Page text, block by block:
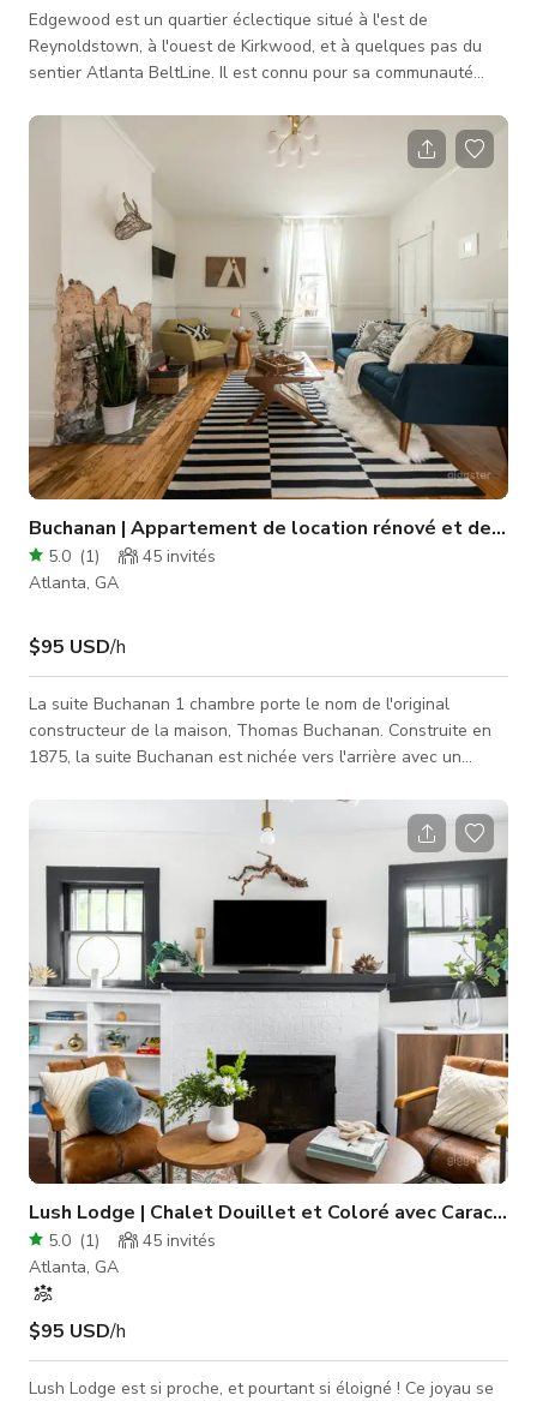
Edgewood est un quartier éclectique situé à l'est de
Reynoldstown, à l'ouest de Kirkwood, et à quelques pas du
sentier Atlanta BeltLine. Il est connu pour sa communauté
restaurants aux parcs pour chiens. Edgewood est un quartier
où l'on peut se déplacer à pied, rempli d'entreprises
indépendantes et établies.
Buchanan | Appartement de location rénové et design
5.0 (1) 45 invités
Atlanta, GA
$95 USD/h
La suite Buchanan 1 chambre porte le nom de l'original
constructeur de la maison, Thomas Buchanan. Construite en
1875, la suite Buchanan est nichée vers l'arrière avec un
principale. Ne vous inquiétez pas, les deux côtés du passage
sont verrouillés :) Profitez de la baignoire à pattes d'époque et
du carrelage sur la cheminée ainsi que des planchers en pin
cœur qui rappellent les jours de gloire de la maison. Cuisine
complète
Lush Lodge | Chalet Douillet et Coloré avec Caractère
5.0 (1) 45 invités
Atlanta, GA
$95 USD/h
Lush Lodge est si proche, et pourtant si éloigné ! Ce joyau se